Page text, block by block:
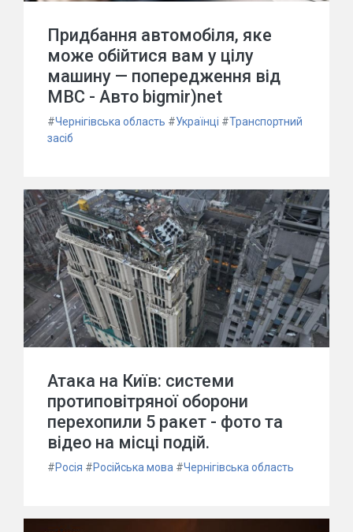
Придбання автомобіля, яке
може обійтися вам у цілу
машину — попередження від
МВС - Авто bigmir)net
#Чернігівська область #Українці #Транспортний
засіб
Атака на Київ: системи
протиповітряної оборони
перехопили 5 ракет - фото та
відео на місці подій.
#Росія #Російська мова #Чернігівська область